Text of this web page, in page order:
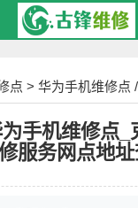
点 > 华为手机维修点
手机维修点_
服务网点地